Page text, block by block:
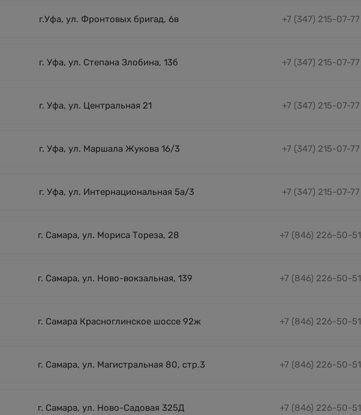
г.Уфа, ул. Фронтовых бригад, 6в +7 (347) 215-07-77
г. Уфа, ул. Степана Злобина, 13б +7 (347) 215-07-77
г. Уфа, ул. Центральная 21 +7 (347) 215-07-77
г. Уфа, ул. Маршала Жукова 16/3 +7 (347) 215-07-77
г. Уфа, ул. Интернациональная 5а/3 +7 (347) 215-07-77
г. Самара, ул. Мориса Тореза, 28 +7 (846) 226-50-51
г. Самара, ул. Ново-вокзальная, 139 +7 (846) 226-50-51
г. Самара Красноглинское шоссе 92ж +7 (846) 226-50-51
г. Самара, ул. Магистральная 80, стр.3 +7 (846) 226-50-51
г. Самара, ул. Ново-Садовая 325Д +7 (846) 226-50-51